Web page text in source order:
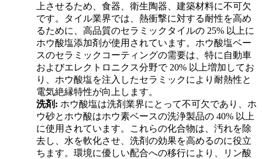
上させるため、食器、衛生陶器、建築材料に不可欠
です。タイル業界では、熱衝撃に対する耐性を高め
るために、高品質のセラミックタイルの 25% 以上に
ホウ酸塩添加剤が使用されています。ホウ酸塩ベー
スのセラミックコーティングの需要は、特に自動車
およびエレクトロニクス分野で 20% 以上増加してお
り、ホウ酸塩を注入したセラミックにより耐熱性と
電気絶縁特性が向上します。
洗剤: ホウ酸塩は洗剤業界にとって不可欠であり、ホ
ウ砂とホウ酸はホウ素ベースの洗浄製品の 40% 以上
に使用されています。これらの化合物は、汚れを除
去し、水を軟化させ、洗剤の効果を高めるのに役立
ちます。環境に優しい配合への移行により、リン酸